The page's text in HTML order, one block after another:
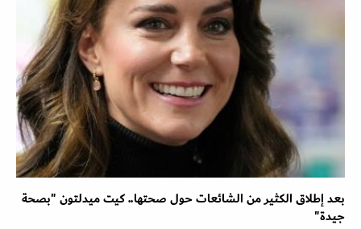
بعد إطلاق الكثير من الشائعات حول صحتها.. كيت ميدلتون "بصحة
جيدة"